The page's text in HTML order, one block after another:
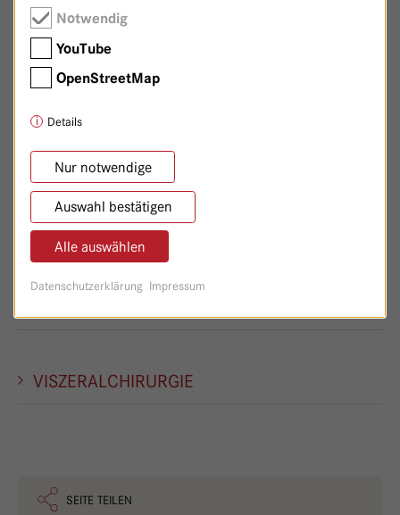
SELBSTHILFE
SOZIALDIENST
STOMATHERAPIE
STRAHLENTHERAPIE
VISZERALCHIRURGIE
SEITE TEILEN
Notwendig
YouTube
OpenStreetMap
Details
Nur notwendige
Auswahl bestätigen
Alle auswählen
Datenschutzerklärung Impressum